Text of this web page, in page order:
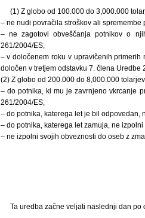
(1) Z globo od 100.000 do 3,000.000
– ne nudi povračila stroškov ali
– ne zagotovi obveščanja potnikov o
261/2004/ES;
– v določenem roku v upravičenih
določen v tretjem odstavku 7. člena Uredbe
(2) Z globo od 200.000 do 8,000.000
– do potnika, ki mu je zavrnjeno vkrcanje
261/2004/ES;
– do potnika, katerega let je bil odpovedan,
– do potnika, katerega let zamuja, ne
– ne izpolni svojih obveznosti do oseb z
Ta uredba začne veljati naslednji dan po